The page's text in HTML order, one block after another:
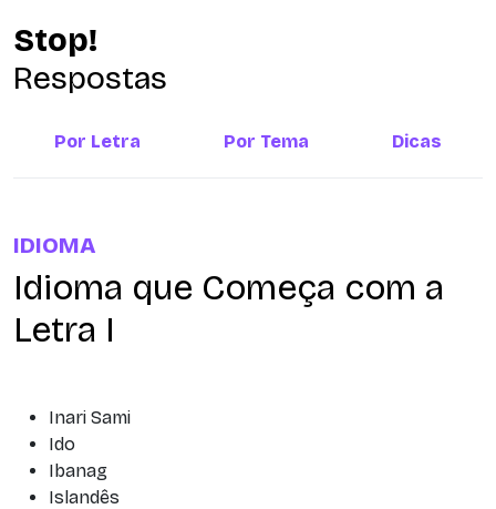
Stop!
Respostas
Por Letra Por Tema Dicas
IDIOMA
Idioma que Começa com a
Letra I
Inari Sami
Ido
Ibanag
Islandês